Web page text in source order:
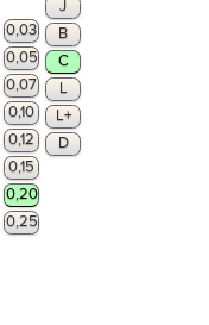
J
B
C
0,03
0,05
0,07
0,10
0,12
0,15
0,20
0,25
L
L+
D